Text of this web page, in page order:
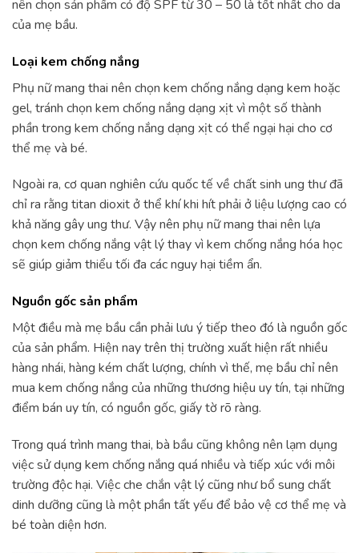
nên chọn sản phẩm có độ SPF từ 30 – 50 là tốt nhất cho da
của mẹ bầu.
Loại kem chống nắng
Phụ nữ mang thai nên chọn kem chống nắng dạng kem hoặc
gel, tránh chọn kem chống nắng dạng xịt vì một số thành
phần trong kem chống nắng dạng xịt có thể ngại hại cho cơ
thể mẹ và bé.
Ngoài ra, cơ quan nghiên cứu quốc tế về chất sinh ung thư đã
chỉ ra rằng titan dioxit ở thể khí khi hít phải ở liệu lượng cao có
khả năng gây ung thư. Vậy nên phụ nữ mang thai nên lựa
chọn kem chống nắng vật lý thay vì kem chống nắng hóa học
sẽ giúp giảm thiểu tối đa các nguy hại tiềm ẩn.
Nguồn gốc sản phẩm
Một điều mà mẹ bầu cần phải lưu ý tiếp theo đó là nguồn gốc
của sản phẩm. Hiện nay trên thị trường xuất hiện rất nhiều
hàng nhái, hàng kém chất lượng, chính vì thế, mẹ bầu chỉ nên
mua kem chống nắng của những thương hiệu uy tín, tại những
điểm bán uy tín, có nguồn gốc, giấy tờ rõ ràng.
Trong quá trình mang thai, bà bầu cũng không nên lạm dụng
việc sử dụng kem chống nắng quá nhiều và tiếp xúc với môi
trường độc hại. Việc che chắn vật lý cũng như bổ sung chất
dinh dưỡng cũng là một phần tất yếu để bảo vệ cơ thể mẹ và
bé toàn diện hơn.